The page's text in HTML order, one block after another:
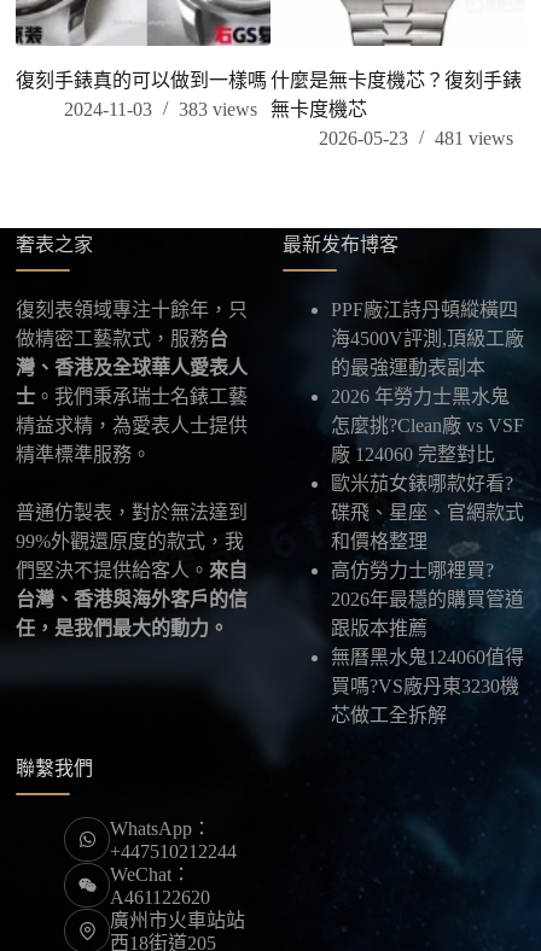
復刻手錶真的可以做到一樣嗎
2024-11-03
383views
什麼是無卡度機芯？復刻手錶
無卡度機芯
2026-05-23
481 views
奢表之家
復刻表領域專注十餘年，只
做精密工藝款式，服務台
灣、香港及全球華人愛表人
士 。我們秉承瑞士名錶工藝
精益求精，為愛表人士提供
精準標準服務。
普通仿製表，對於無法達到
99%外觀還原度的款式，我
們堅決不提供給客人。 來自
台灣、香港與海外客戶的信
任，是我們最大的動力。
最新发布博客
PPF廠江詩丹頓縱橫四
海4500V評測,頂級工廠
的最強運動表副本
2026 年勞力士黑水鬼
怎麼挑?Clean廠 vs VSF
廠 124060 完整對比
歐米茄女錶哪款好看?
碟飛、星座、官網款式
和價格整理
高仿勞力士哪裡買?
2026年最穩的購買管道
跟版本推薦
無曆黑水鬼124060值得
買嗎?VS廠丹東3230機
芯做工全拆解
聯繫我們
WhatsApp：
+447510212244
WeChat：
A461122620
廣州市火車站站
西18街道205